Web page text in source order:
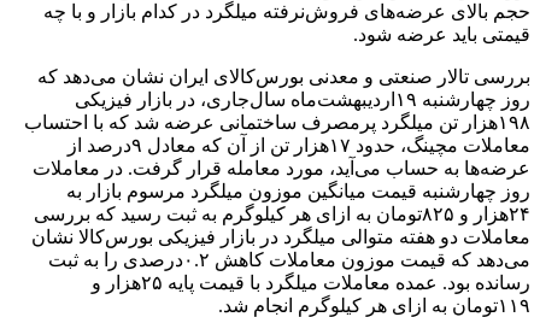
حجم بالای عرضه‌‌‌های فروش‌نرفته میلگرد در کدام بازار و با چه
قیمتی باید عرضه شود.
بررسی تالار صنعتی و معدنی بورس‌کالای ایران نشان می‌دهد که
روز چهارشنبه ۱۹اردیبهشت‌ماه سال‌جاری، در بازار فیزیکی
۱۹۸هزار تن میلگرد پرمصرف ساختمانی عرضه شد که با احتساب
معاملات مچینگ، حدود ۱۷‌هزار تن از آن که معادل ۹‌درصد از
عرضه‌‌‌ها به حساب می‌‌‌آید، مورد معامله قرار گرفت. در معاملات
روز چهارشنبه قیمت میانگین موزون میلگرد مرسوم بازار به
۲۴‌هزار و ۸۲۵تومان به ازای هر کیلوگرم به ثبت رسید که بررسی
معاملات دو هفته متوالی میلگرد در بازار فیزیکی بورس‌کالا نشان
می‌دهد که قیمت موزون معاملات کاهش ۰.۲درصدی را به ثبت
رسانده بود. عمده معاملات میلگرد با قیمت پایه ۲۵‌هزار و
۱۱۹تومان به ازای هر کیلوگرم انجام شد.